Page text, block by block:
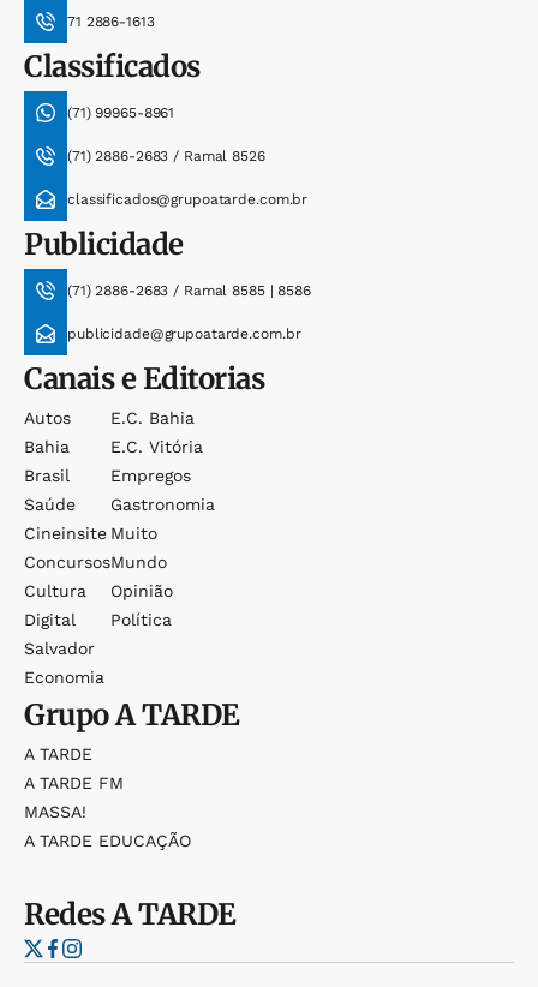
71 2886-1613
Classificados
(71) 99965-8961
(71) 2886-2683 / Ramal 8526
classificados@grupoatarde.com.br
Publicidade
(71) 2886-2683 / Ramal 8585 | 8586
publicidade@grupoatarde.com.br
Canais e Editorias
Autos
Bahia
Brasil
Saúde
Cineinsite
Concursos
Cultura
Digital
Salvador
Economia
E.c. Bahia
E.c. Vitória
Empregos
Gastronomia
Muito
Mundo
Opinião
Política
GrupoA TARDE
A TARDE
A TARDE FM
MASSA!
A TARDE EDUCAÇÃO
RedesA TARDE